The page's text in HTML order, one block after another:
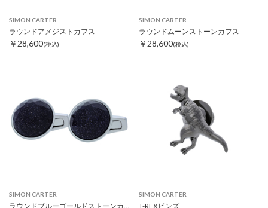
SIMON CARTER
ラウンドアメジストカフス
￥28,600(税込)
SIMON CARTER
ラウンドムーンストーンカフス
￥28,600(税込)
SIMON CARTER SIMON CARTER
T-REXピンズ